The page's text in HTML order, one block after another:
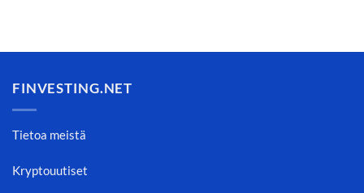
FINVESTING.NET
Tietoa meistä
Kryptouutiset